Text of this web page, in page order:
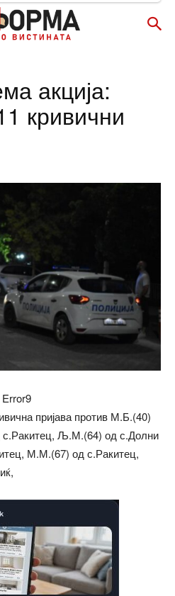
акција:
кривични
Error9
пријава против М.Б.(40)
с.Ракитец, Љ.М.(64) од с.Долни
М.М.(67) од с.Ракитец,